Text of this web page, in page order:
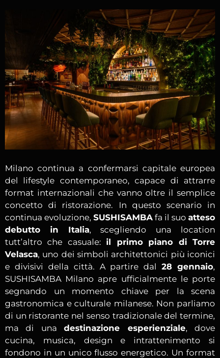
Milano continua a confermarsi capitale europea
del lifestyle contemporaneo, capace di attrarre
format internazionali che vanno oltre il semplice
concetto di ristorazione. In questo scenario in
continua evoluzione, SUSHISAMBA fa il suo atteso
debutto in Italia, scegliendo una location
tutt’altro che casuale: il primo piano di Torre
Velasca, uno dei simboli architettonici più iconici
e divisivi della città. A partire dal28 gennaio,
SUSHISAMBA Milano apre ufficialmente le porte
segnando un momento chiave per la scena
gastronomica e culturale milanese. Non parliamo
di un ristorante nel senso tradizionale del termine,
ma di unadestinazione esperienziale, dove
cucina, musica, design e intrattenimento si
fondono in un unico flusso energetico. Un format